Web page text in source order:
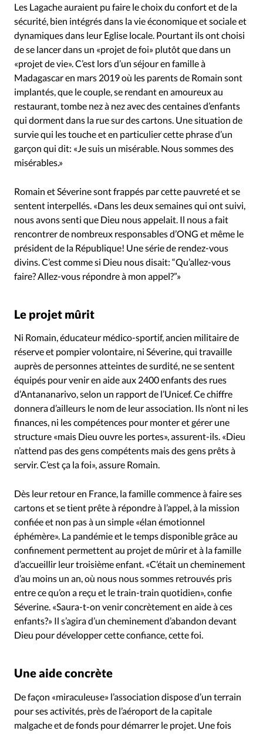
Les Lagache auraient pu faire le choix du confort et de la
sécurité, bien intégrés dans la vie économique et sociale et
dynamiques dans leur Eglise locale. Pourtant ils ont choisi
de se lancer dans un «projet de foi» plutôt que dans un
«projet de vie». C’est lors d’un séjour en famille à
Madagascar en mars 2019 où les parents de Romain sont
implantés, que le couple, se rendant en amoureux au
restaurant, tombe nez à nez avec des centaines d’enfants
qui dorment dans la rue sur des cartons. Une situation de
survie qui les touche et en particulier cette phrase d’un
garçon qui dit: «Je suis un misérable. Nous sommes des
misérables.»
Romain et Séverine sont frappés par cette pauvreté et se
sentent interpellés. «Dans les deux semaines qui ont suivi,
nous avons senti que Dieu nous appelait. Il nous a fait
rencontrer de nombreux responsables d’ONG et même le
président de la République! Une série de rendez-vous
divins. C’est comme si Dieu nous disait: “Qu’allez-vous
faire? Allez-vous répondre à mon appel?”»
Le projet mûrit
Ni Romain, éducateur médico-sportif, ancien militaire de
réserve et pompier volontaire, ni Séverine, qui travaille
auprès de personnes atteintes de surdité, ne se sentent
équipés pour venir en aide aux 2400 enfants des rues
d’Antananarivo, selon un rapport de l’Unicef. Ce chiffre
donnera d’ailleurs le nom de leur association. Ils n’ont ni les
finances, ni les compétences pour monter et gérer une
structure «mais Dieu ouvre les portes», assurent-ils. «Dieu
n’attend pas des gens compétents mais des gens prêts à
servir. C’est ça la foi», assure Romain.
Dès leur retour en France, la famille commence à faire ses
cartons et se tient prête à répondre à l’appel, à la mission
confiée et non pas à un simple «élan émotionnel
éphémère». La pandémie et le temps disponible grâce au
confinement permettent au projet de mûrir et à la famille
d’accueillir leur troisième enfant. «C’était un cheminement
d’au moins un an, où nous nous sommes retrouvés pris
entre ce qu’on a reçu et le train-train quotidien», confie
Séverine. «Saura-t-on venir concrètement en aide à ces
enfants?» Il s’agira d’un cheminement d’abandon devant
Dieu pour développer cette confiance, cette foi.
Une aide concrète
De façon «miraculeuse» l’association dispose d’un terrain
pour ses activités, près de l’aéroport de la capitale
malgache et de fonds pour démarrer le projet. Une fois